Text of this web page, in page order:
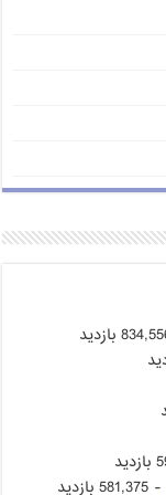
- 581,375 بازدید